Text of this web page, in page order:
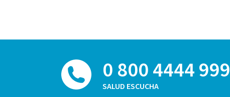
0 800 4444 999
SALUD ESCUCHA